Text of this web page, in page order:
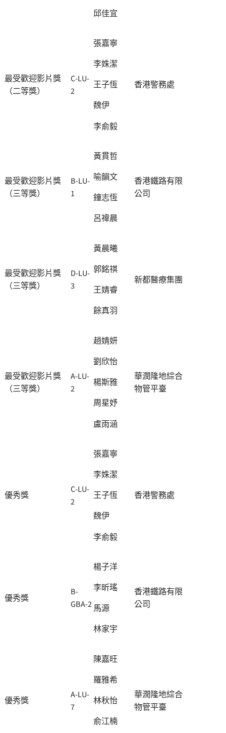
邱佳宜
最受歡迎影片獎
（二等獎）
C-LU-
2
張嘉寧
李姝潔
王子恆
魏伊
李俞毅
香港警務處
最受歡迎影片獎
（三等獎）
B-LU-
1
黃貫哲
喻韻文
鐘志恆
呂禕晨
香港鐵路有限
公司
最受歡迎影片獎
（三等獎）
D-LU-
3
黃晨曦
郭銘祺
王婧睿
餘真羽
新都醫療集團
最受歡迎影片獎
（三等獎）
A-LU-
2
趙婧妍
劉欣怡
楊斯雅
周星妤
盧雨涵
華潤隆地綜合
物管平臺
優秀獎
C-LU-
2
張嘉寧
李姝潔
王子恆
魏伊
李俞毅
香港警務處
優秀獎
B-
GBA-2
楊子洋
李昕瑤
馬源
林家宇
香港鐵路有限
公司
優秀獎
A-LU-
7
陳嘉旺
羅雅希
林秋怡
俞江楠
華潤隆地綜合
物管平臺